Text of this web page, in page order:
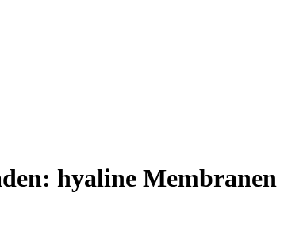
hyaline Membranen